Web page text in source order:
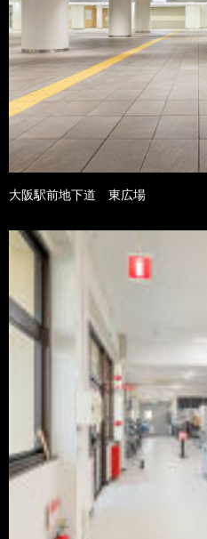
大阪駅前地下道 東広場